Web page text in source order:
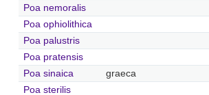
Poa nemoralis
Poa ophiolithica
Poa palustris
Poa pratensis
Poa sinaica
graeca
Poa sterilis